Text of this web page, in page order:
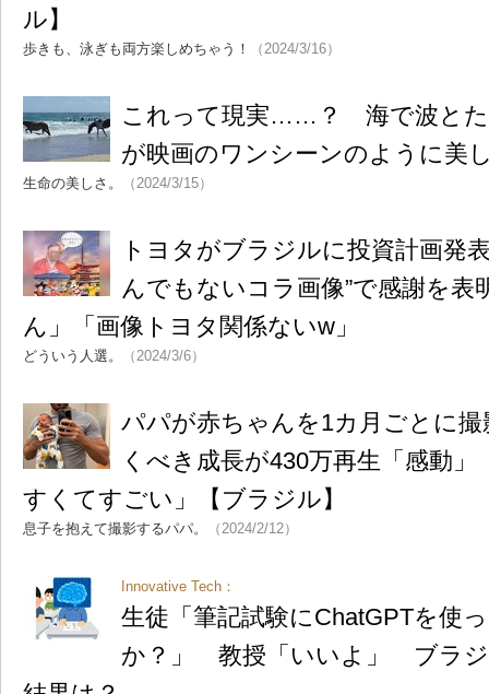
ル】
歩きも、泳ぎも両方楽しめちゃう！ （2024/3/16）
これって現実……？ 海で波とた
が映画のワンシーンのように美
生命の美しさ。 （2024/3/15）
トヨタがブラジルに投資計画発
んでもないコラ画像”で感謝を
ん」「画像トヨタ関係ないw」
どういう人選。 （2024/3/6）
パパが赤ちゃんを1カ月ごとに
くべき成長が430万再生「感動
すくてすごい」【ブラジル】
息子を抱えて撮影するパパ。 （2024/2/12）
Innovative Tech：
生徒「筆記試験にChatGPTを使
か？」 教授「いいよ」 ブラ